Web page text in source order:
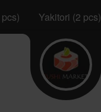
Yakitori (2 pcs)